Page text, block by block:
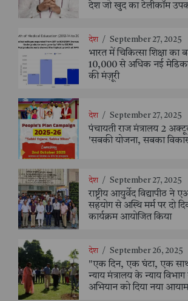
देश जो खुद का टेलीकॉम
देश / September 27, 2025
भारत में चिकित्सा शिक्षा का
10,000 से अधिक नई
की मंज़ूरी
देश / September 27, 2025
पंचायती राज मंत्रालय 2
'सबकी योजना, सबका
देश / September 27, 2025
राष्ट्रीय आयुर्वेद विद्यापीठ
सहयोग से अस्थि मर्म पर दो
कार्यक्रम आयोजित किया
देश / September 26, 2025
"एक दिन, एक घंटा, एक
न्याय मंत्रालय के न्याय
अभियान को दिया नया आयाम